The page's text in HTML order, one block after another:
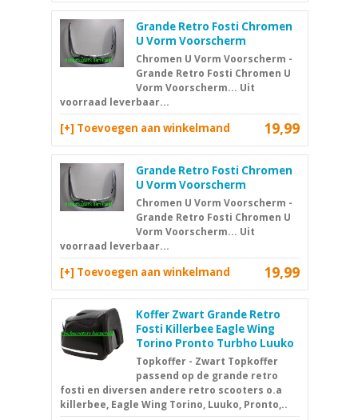
Grande Retro Fosti Chromen
U Vorm Voorscherm
Chromen U Vorm Voorscherm -
Grande Retro Fosti Chromen U
Vorm Voorscherm... Uit
voorraad leverbaar...
19,99
[+] Toevoegen aan winkelmand
Grande Retro Fosti Chromen
U Vorm Voorscherm
Chromen U Vorm Voorscherm -
Grande Retro Fosti Chromen U
Vorm Voorscherm... Uit
voorraad leverbaar...
19,99
[+] Toevoegen aan winkelmand
Koffer Zwart Grande Retro
Fosti Killerbee Eagle Wing
Torino Pronto Turbho Luuko
Topkoffer - Zwart Topkoffer
passend op de grande retro
fosti en diversen andere retro scooters o.a
killerbee, Eagle Wing Torino, Luuko, Pronto,..